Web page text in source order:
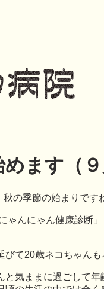
ます（９
の季節の始まりです
ゃんにゃん健康診断
て20歳ネコちゃんも
と気ままに過ごして